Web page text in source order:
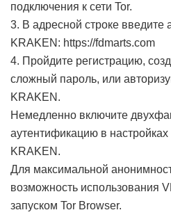
подключения к сети Tor.
3. В адресной строке введите
KRAKEN: https://fdmarts.com
4. Пройдите регистрацию,
сложный пароль, или
KRAKEN.
Немедленно включите
аутентификацию в
KRAKEN.
Для максимальной
возможность использования
запуском Tor Browser.